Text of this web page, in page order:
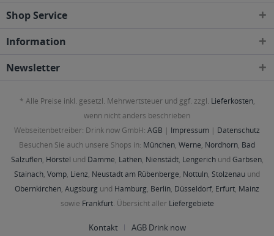
Shop Service
Information
Newsletter
* Alle Preise inkl. gesetzl. Mehrwertsteuer und ggf. zzgl. Lieferkosten,
wenn nicht anders beschrieben
Webseitenbetreiber: Drink now GmbH: AGB | Impressum | Datenschutz
Besuchen Sie auch unsere Shops in: München, Werne, Nordhorn, Bad
Salzuflen, Hörstel und Damme, Lathen, Nienstädt, Lengerichund Garbsen,
Stainach, Vomp, Lienz, Neustadt am Rübenberge, Nottuln, Stolzenau und
Obernkirchen, Augsburg und Hamburg, Berlin, Düsseldorf, Erfurt, Mainz
sowie Frankfurt. Übersicht aller Liefergebiete
Kontakt AGB Drink now